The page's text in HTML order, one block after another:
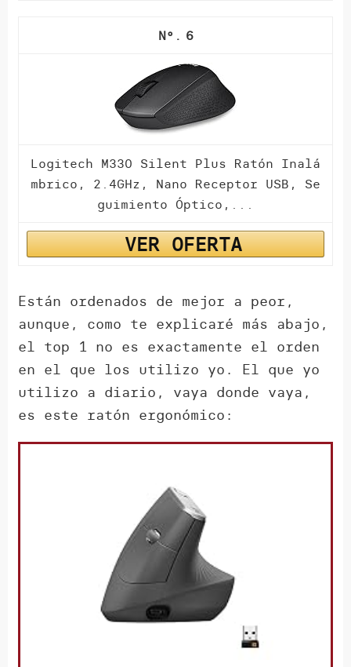
6
Logitech M330 Silent Plus Ratón Inalá
mbrico, 2.4GHz, Nano Receptor USB, Se
guimiento Óptico,...
VER OFERTA
Están ordenados de mejor a peor,
aunque, como te explicaré más abajo,
el top 1 no es exactamente el orden
en el que los utilizo yo. El que yo
utilizo a diario, vaya donde vaya,
es este ratón ergonómico: